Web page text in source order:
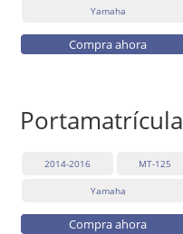
Yamaha
Compra ahora
Portamatrícula
2014-2016 MT-125
Yamaha
Compra ahora